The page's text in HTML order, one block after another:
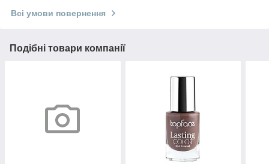
Всі умови повернення
Подібні товари компанії